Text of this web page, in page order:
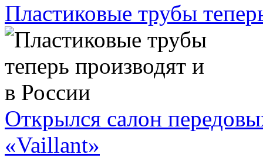
Пластиковые трубы
Открылся салон
«Vaillant»